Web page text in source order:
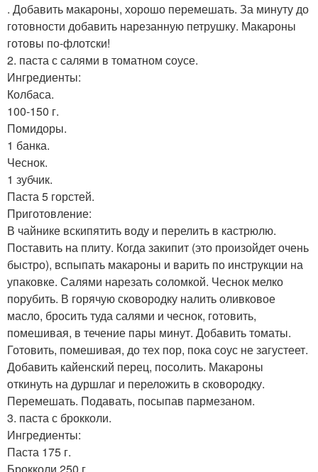
. Добавить макароны, хорошо перемешать. За минуту до
готовности добавить нарезанную петрушку. Макароны
готовы по-флотски!
2. паста с салями в томатном соусе.
Ингредиенты:
Колбаса.
100-150 г.
Помидоры.
1 банка.
Чеснок.
1 зубчик.
Паста 5 горстей.
Приготовление:
В чайнике вскипятить воду и перелить в кастрюлю.
Поставить на плиту. Когда закипит (это произойдет очень
быстро), вспыпать макароны и варить по инструкции на
упаковке. Салями нарезать соломкой. Чеснок мелко
порубить. В горячую сковородку налить оливковое
масло, бросить туда салями и чеснок, готовить,
помешивая, в течение пары минут. Добавить томаты.
Готовить, помешивая, до тех пор, пока соус не загустеет.
Добавить кайенский перец, посолить. Макароны
откинуть на дуршлаг и переложить в сковородку.
Перемешать. Подавать, посыпав пармезаном.
3. паста с брокколи.
Ингредиенты:
Паста 175 г.